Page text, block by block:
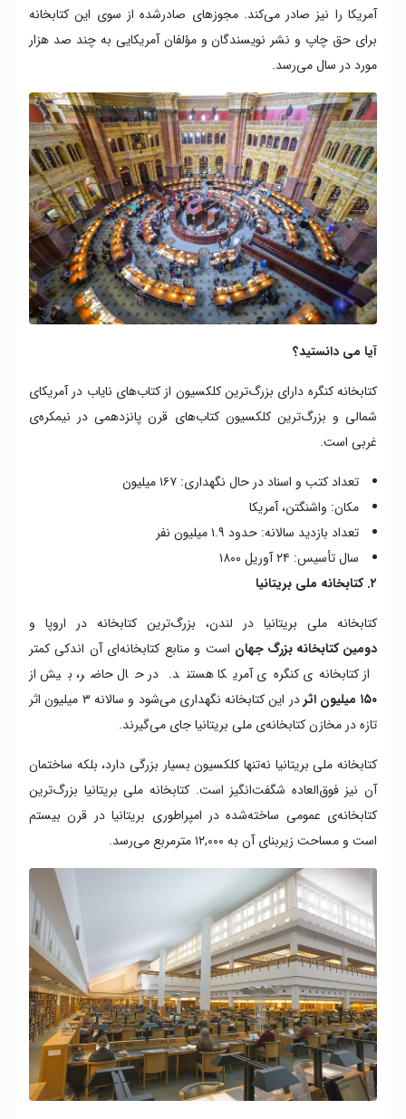
آمریکا را نیز صادر می‌کند. مجوزهای صادرشده از سوی این کتابخانه
برای حق چاپ و نشر نویسندگان و مؤلفان آمریکایی به چند صد هزار
مورد در سال می‌رسد.
آیا می دانستید؟
کتابخانه کنگره دارای بزرگ‌ترین کلکسیون از کتاب‌های نایاب در آمریکای
شمالی و بزرگ‌ترین کلکسیون کتاب‌های قرن پانزدهمی در نیمکره‌ی
غربی است.
تعداد کتب و اسناد در حال نگهداری: ۱۶۷ میلیون
مکان: واشنگتن، آمریکا
تعداد بازدید سالانه: حدود ۱.۹ میلیون نفر
سال تأسیس: ۲۴ آوریل ۱۸۰۰
۲. کتابخانه ملی بریتانیا
کتابخانه ملی بریتانیا در لندن، بزرگ‌ترین کتابخانه در اروپا و
دومین کتابخانه‌ بزرگ جهان است و منابع کتابخانه‌ای آن اندکی کمتر
از کتابخانه‌ی کنگره‌ی آمریکا هستند. در حال حاضر، بیش از
۱۵۰ میلیون اثر
در این کتابخانه نگهداری می‌شود و سالانه ۳ میلیون اثر
تازه در مخازن کتابخانه‌ی ملی بریتانیا جای می‌گیرند.
کتابخانه ملی بریتانیا نه‌تنها کلکسیون بسیار بزرگی دارد، بلکه ساختمان
آن نیز فوق‌العاده شگفت‌انگیز است. کتابخانه ملی بریتانیا بزرگ‌ترین
کتابخانه‌ی عمومی ساخته‌شده در امپراطوری بریتانیا در قرن بیستم
است و مساحت زیربنای آن به ۱۲,۰۰۰ مترمربع می‌رسد.